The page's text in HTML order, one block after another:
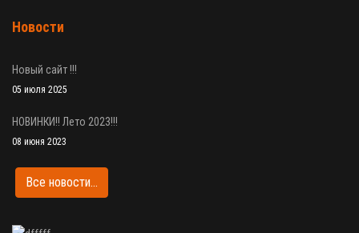
Новости
Новый сайт !!!
05 июля 2025
НОВИНКИ!! Лето 2023!!!
08 июня 2023
Все новости...